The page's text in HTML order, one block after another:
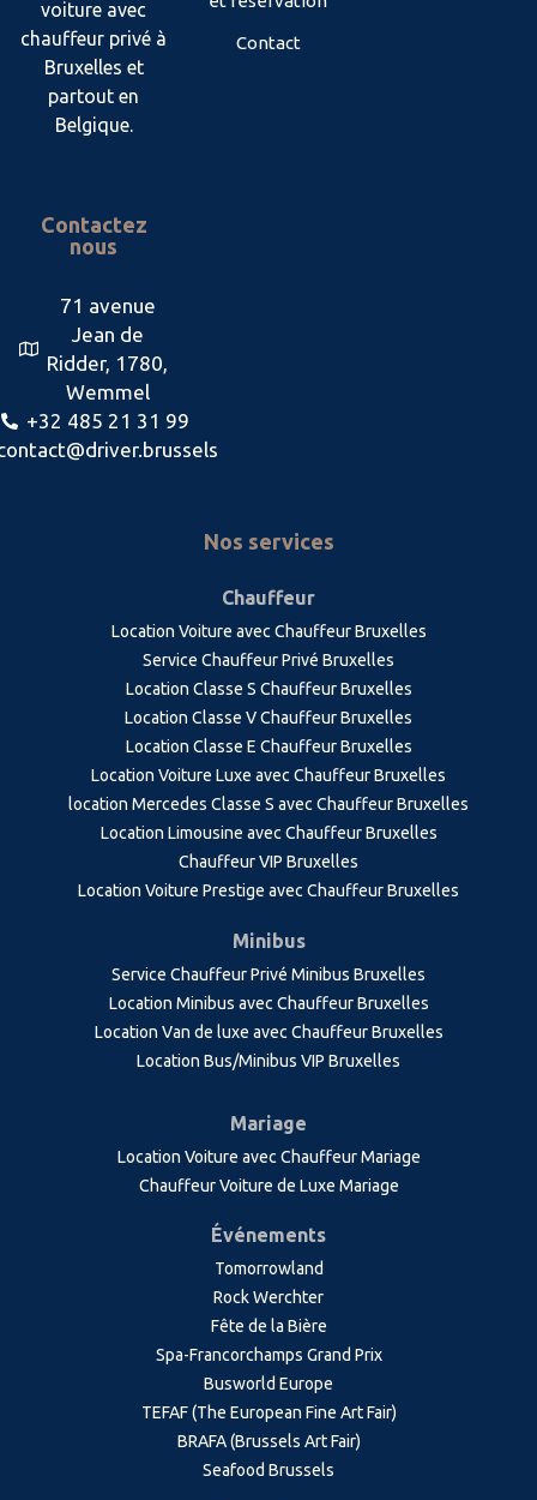
voiture avec
chauffeur privé à
Bruxelles et
partout en
Belgique.
Contact
Contactez
nous
71 avenue
Jean de
Ridder, 1780,
Wemmel
+32 485 21 31 99
Nos services
Chauffeur
Location Voiture avec Chauffeur Bruxelles
Service Chauffeur Privé Bruxelles
Location Classe S Chauffeur Bruxelles
Location Classe V Chauffeur Bruxelles
Location Classe E Chauffeur Bruxelles
Location Voiture Luxe avec Chauffeur Bruxelles
location Mercedes Classe S avec Chauffeur Bruxelles
Location Limousine avec Chauffeur Bruxelles
Chauffeur VIP Bruxelles
Location Voiture Prestige avec Chauffeur Bruxelles
Minibus
Service Chauffeur Privé Minibus Bruxelles
Location Minibus avec Chauffeur Bruxelles
Location Van de luxe avec Chauffeur Bruxelles
Location Bus/Minibus VIP Bruxelles
Mariage
Location Voiture avec Chauffeur Mariage
Chauffeur Voiture de Luxe Mariage
Événements
Tomorrowland
Rock Werchter
Fête de la Bière
Spa-Francorchamps Grand Prix
Busworld Europe
TEFAF (The European Fine Art Fair)
BRAFA (Brussels Art Fair)
Seafood Brussels